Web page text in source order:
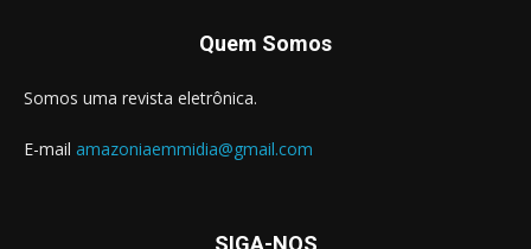
Quem Somos
Somos uma revista eletrônica.
E-mail amazoniaemmidia@gmail.com
SIGA-NOS